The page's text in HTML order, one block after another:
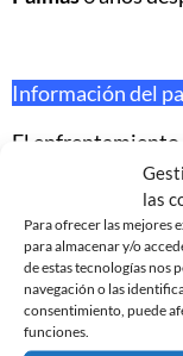
las
Para ofrecer las mejores
para almacenar y/o
de estas tecnologías nos
navegación o las
consentimiento, puede
funciones.
Información del
El enfrentamiento
UD Las Palmas
en el
a cargo del
madrileño. El
Movistar LaLiga.
minuto a través
@CESabadell.